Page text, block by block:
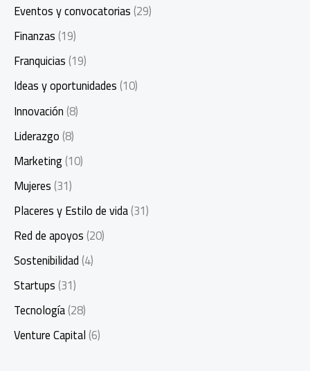
Eventos y convocatorias(29)
Finanzas(19)
Franquicias(19)
Ideas y oportunidades(10)
Innovación(8)
Liderazgo(8)
Marketing(10)
Mujeres(31)
Placeres y Estilo de vida(31)
Red de apoyos(20)
Sostenibilidad(4)
Startups(31)
Tecnología(28)
Venture Capital(6)